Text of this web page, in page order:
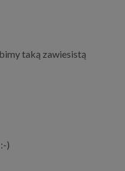
taką zawiesistą
)